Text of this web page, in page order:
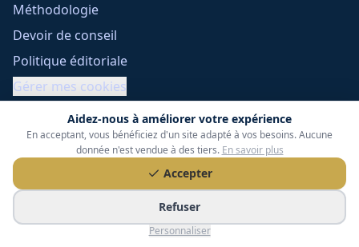
Aidez-nous à améliorer votre expérience
En acceptant, vous bénéficiez d'un site adapté à vos besoins. Aucune
donnée n'est vendue à des tiers. En savoir plus
Accepter
Refuser
Personnaliser
Méthodologie
Devoir de conseil
Politique éditoriale
Gérer mes cookies
- SARL au capital de 15 000 €
ORIAS n° 25007309 - RCS 990 206 179 - Membre du réseau